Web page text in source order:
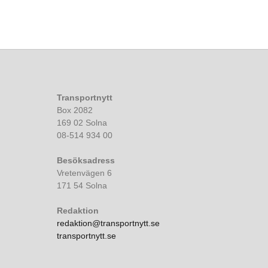
Transportnytt
Box 2082
169 02 Solna
08-514 934 00
Besöksadress
Vretenvägen 6
171 54 Solna
Redaktion
redaktion@transportnytt.se
transportnytt.se